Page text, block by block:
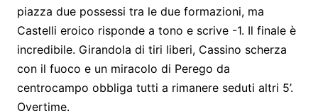
piazza due possessi tra le due formazioni, ma
Castelli eroico risponde a tono e scrive -1. Il finale è
incredibile. Girandola di tiri liberi, Cassino scherza
con il fuoco e un miracolo di Perego da
centrocampo obbliga tutti a rimanere seduti altri 5’.
Overtime.